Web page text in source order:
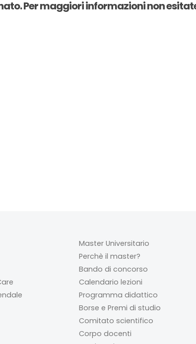
Per maggiori informazioni non
Master Universitario
Perchè il master?
Bando di concorso
Calendario lezioni
Programma didattico
Borse e Premi di studio
Comitato scientifico
Corpo docenti